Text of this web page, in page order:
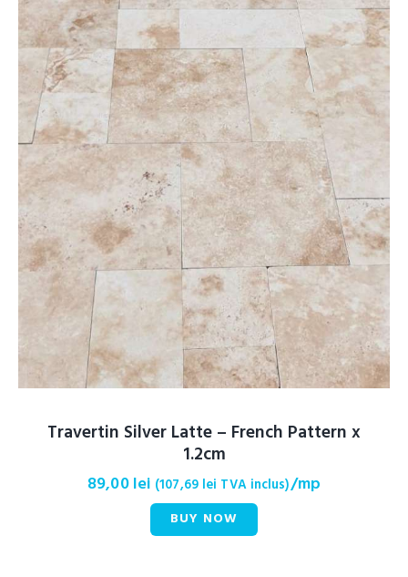
Travertin Silver Latte – French Pattern x
1.2cm
89,00 lei (107,69 lei TVA inclus)/mp
BUY NOW